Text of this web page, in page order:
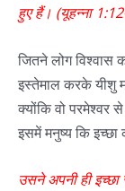
हुए हैं। (यूहन्ना
जितने लोग विश्वास
इस्तेमाल करके यीशु
क्योंकि वो
इसमें मनुष्य कि
उसने अपनी ही